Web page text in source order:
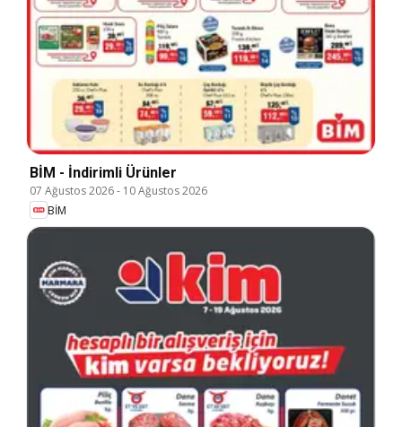
BİM - İndirimli Ürünler
07 Ağustos 2026- 10 Ağustos 2026
BİM